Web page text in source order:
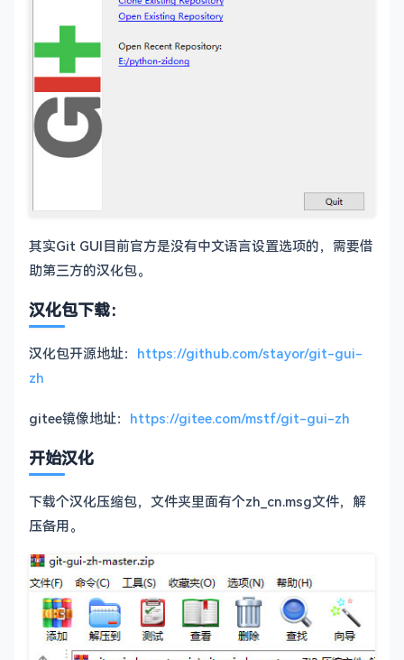
其实Git GUI目前官方是没有中文语言设置选项的，需要借
助第三方的汉化包。
汉化包下载：
汉化包开源地址： https://github.com/stayor/git-gui-
zh
gitee镜像地址： https://gitee.com/mstf/git-gui-zh
开始汉化
下载个汉化压缩包，文件夹里面有个zh_cn.msg文件，解
压备用。